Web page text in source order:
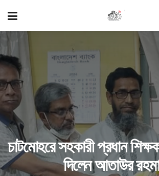
চাটমোহরে সহকারী প্রধান
দিলেন আতাউর